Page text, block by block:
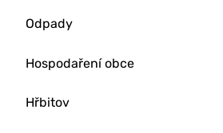
Odpady
Hospodaření obce
Hřbitov